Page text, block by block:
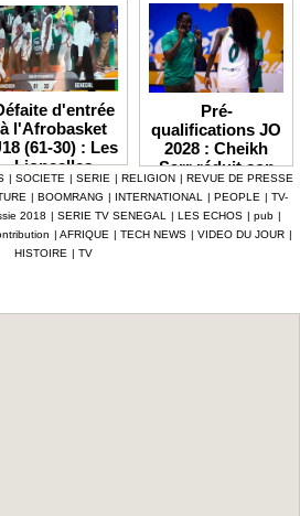
d'entrée
à l'Afrobasket
(61-30) : Les
Lioncelles
par le
Cameroun
Pré-
qualifications JO
2028 : Cheikh
Sarr réduit son
groupe à 13
Lionnes
| SOCIETE | SERIE | RELIGION | REVUE DE PRESSE
| BOOMRANG | INTERNATIONAL | PEOPLE | TV-
2018 | SERIE TV SENEGAL | LES ECHOS | pub |
| AFRIQUE | TECH NEWS | VIDEO DU JOUR |
HISTOIRE | TV